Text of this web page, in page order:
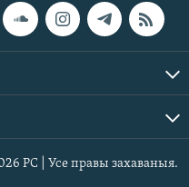
РС | Усе правы захаваныя.